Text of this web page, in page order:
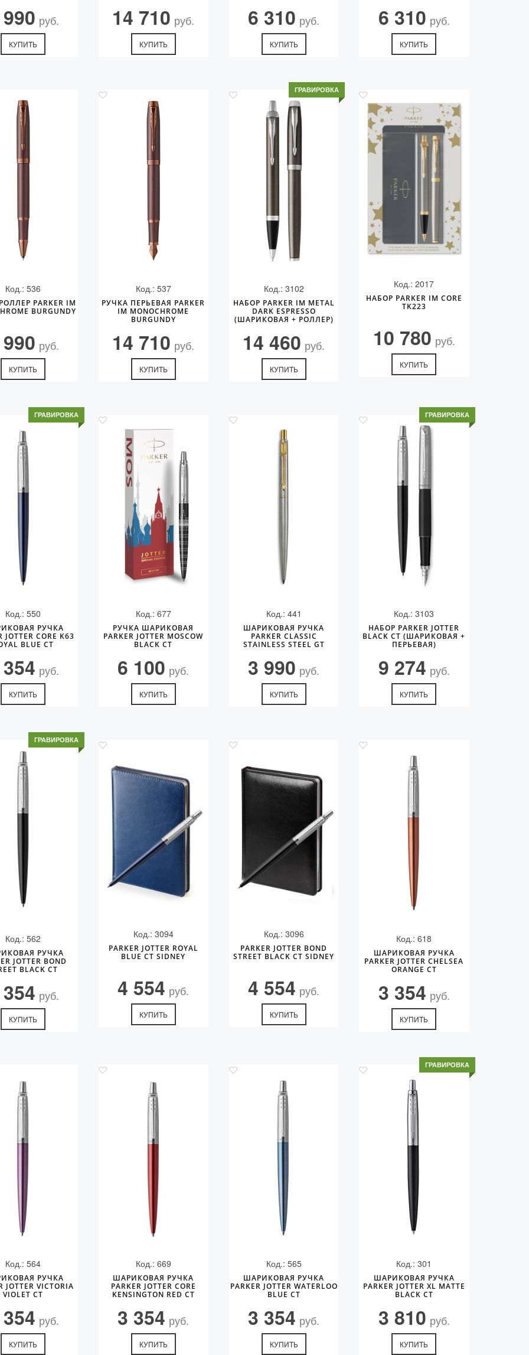
руб.
КУПИТЬ
14 710 руб.
КУПИТЬ
6 310 руб.
КУПИТЬ
6 310 руб.
КУПИТЬ
Код.: 536
PARKER IM
BURGUNDY
руб.
КУПИТЬ
Код.: 537
РУЧКА ПЕРЬЕВАЯ PARKER
IM MONOCHROME
BURGUNDY
14 710 руб.
КУПИТЬ
ГРАВИРОВКА
Код.: 3102
НАБОР PARKER IM METAL
DARK ESPRESSO
(ШАРИКОВАЯ + РОЛЛЕР)
14 460 руб.
КУПИТЬ
Код.: 2017
НАБОР PARKER IM CORE
TK223
10 780 руб.
КУПИТЬ
ГРАВИРОВКА
Код.: 550
РУЧКА
JOTTER CORE K63
BLUE CT
руб.
КУПИТЬ
Код.: 677
РУЧКА ШАРИКОВАЯ
PARKER JOTTER MOSCOW
BLACK CT
6 100 руб.
КУПИТЬ
Код.: 441
ШАРИКОВАЯ РУЧКА
PARKER CLASSIC
STAINLESS STEEL GT
3 990 руб.
КУПИТЬ
ГРАВИРОВКА
Код.: 3103
НАБОР PARKER JOTTER
BLACK CT (ШАРИКОВАЯ +
ПЕРЬЕВАЯ)
9 274 руб.
КУПИТЬ
ГРАВИРОВКА
Код.: 562
РУЧКА
JOTTER BOND
BLACK CT
руб.
КУПИТЬ
Код.: 3094
PARKER JOTTER ROYAL
BLUE CT SIDNEY
4 554 руб.
КУПИТЬ
Код.: 3096
PARKER JOTTER BOND
STREET BLACK CT SIDNEY
4 554 руб.
КУПИТЬ
Код.: 618
ШАРИКОВАЯ РУЧКА
PARKER JOTTER CHELSEA
ORANGE CT
3 354 руб.
КУПИТЬ
Код.: 564
РУЧКА
JOTTER VICTORIA
VIOLET CT
руб.
КУПИТЬ
Код.: 669
ШАРИКОВАЯ РУЧКА
PARKER JOTTER CORE
KENSINGTON RED CT
3 354 руб.
КУПИТЬ
Код.: 565
ШАРИКОВАЯ РУЧКА
PARKER JOTTER WATERLOO
BLUE CT
3 354 руб.
КУПИТЬ
ГРАВИРОВКА
Код.: 301
ШАРИКОВАЯ РУЧКА
PARKER JOTTER XL MATTE
BLACK CT
3 810 руб.
КУПИТЬ